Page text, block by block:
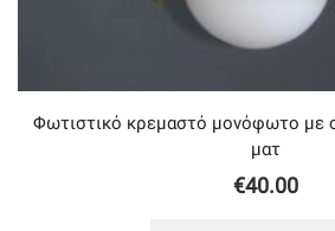
Φωτιστικό κρεμαστό μονόφωτο με
ματ
€40.00